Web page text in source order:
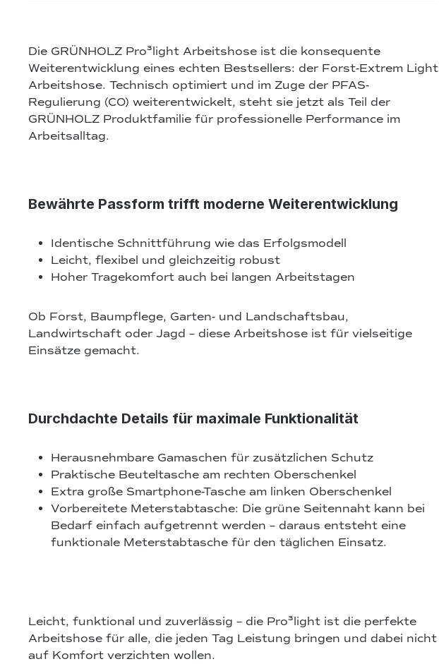
Die GRÜNHOLZ Pro³light Arbeitshose ist die konsequente
Weiterentwicklung eines echten Bestsellers: der Forst-Extrem Light
Arbeitshose. Technisch optimiert und im Zuge der PFAS-
Regulierung (C0) weiterentwickelt, steht sie jetzt als Teil der
GRÜNHOLZ Produktfamilie für professionelle Performance im
Arbeitsalltag.
Bewährte Passform trifft moderne Weiterentwicklung
Identische Schnittführung wie das Erfolgsmodell
Leicht, flexibel und gleichzeitig robust
Hoher Tragekomfort auch bei langen Arbeitstagen
Ob Forst, Baumpflege, Garten- und Landschaftsbau,
Landwirtschaft oder Jagd – diese Arbeitshose ist für vielseitige
Einsätze gemacht.
Durchdachte Details für maximale Funktionalität
Herausnehmbare Gamaschen für zusätzlichen Schutz
Praktische Beuteltasche am rechten Oberschenkel
Extra große Smartphone-Tasche am linken Oberschenkel
Vorbereitete Meterstabtasche: Die grüne Seitennaht kann bei
Bedarf einfach aufgetrennt werden – daraus entsteht eine
funktionale Meterstabtasche für den täglichen Einsatz.
Leicht, funktional und zuverlässig – die Pro³light ist die perfekte
Arbeitshose für alle, die jeden Tag Leistung bringen und dabei nicht
auf Komfort verzichten wollen.